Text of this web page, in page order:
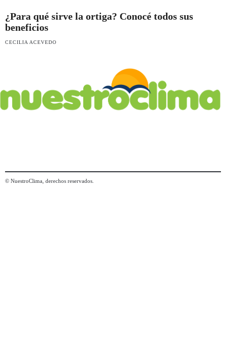
¿Para qué sirve la ortiga? Conocé todos sus
beneficios
CECILIA ACEVEDO
© NuestroClima, derechos reservados.